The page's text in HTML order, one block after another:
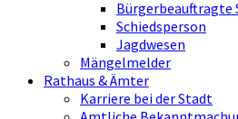
Bürgerbeauftragte
Schiedsperson
Jagdwesen
Mängelmelder
Rathaus & Ämter
Karriere bei der Stadt